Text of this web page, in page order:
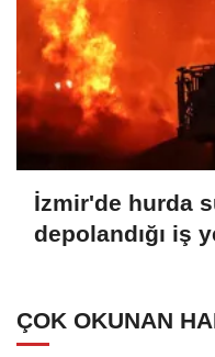
İzmir'de hurda
depolandığı iş
ÇOK OKUNAN